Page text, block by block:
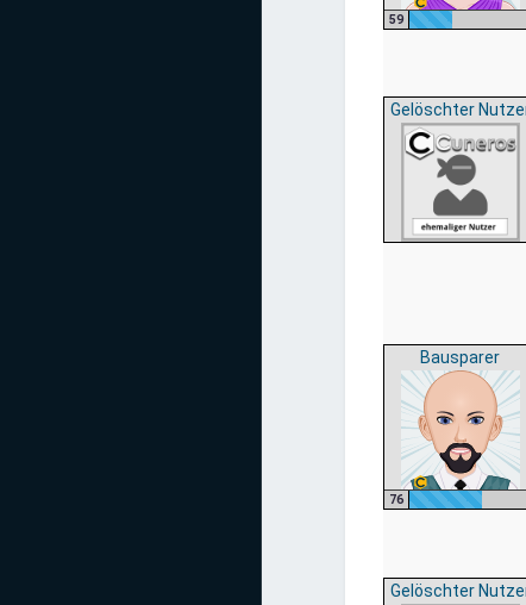
59
Gelöschter
Bausparer
76
Gelöschter